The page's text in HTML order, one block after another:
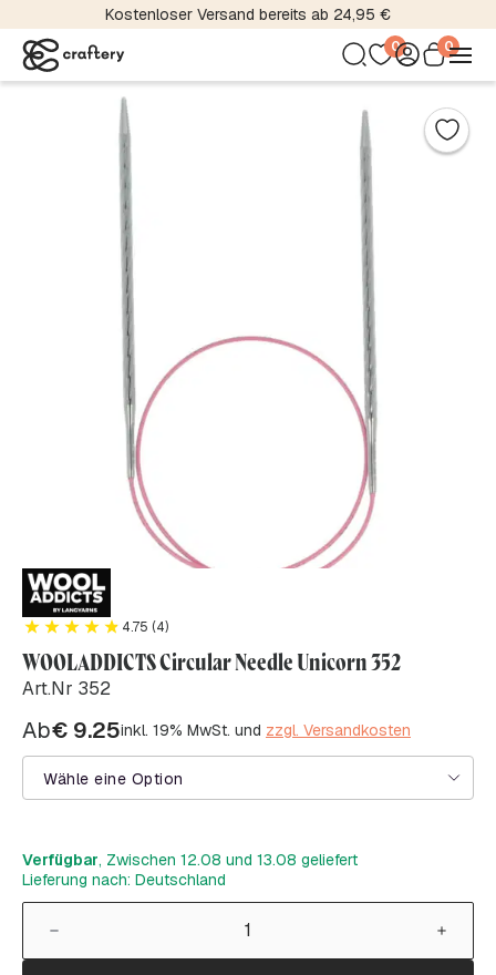
Kostenloser Versand bereits ab 24,95 €
0 0
4.75 (4)
WOOLADDICTS Circular Needle Unicorn 352
Art.Nr 352
Ab€ 9.25inkl. 19% MwSt. und zzgl. Versandkosten
Wähle eine Option
Verfügbar, Zwischen 12.08 und 13.08 geliefert
Lieferung nach: Deutschland